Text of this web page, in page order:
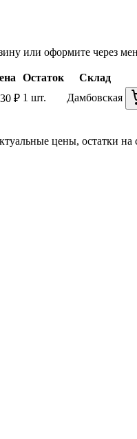
или оформите через
Остаток
Склад
₽ 1 шт. Дамбовская
цены, остатки